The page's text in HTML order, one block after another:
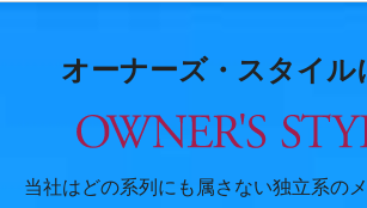
オーナーズ・スタイル
当社はどの系列にも属さない独立系の